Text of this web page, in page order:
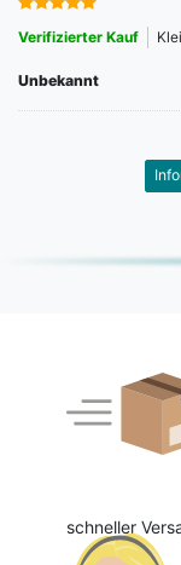
Verifizierter Kauf
Unbekannt
schneller